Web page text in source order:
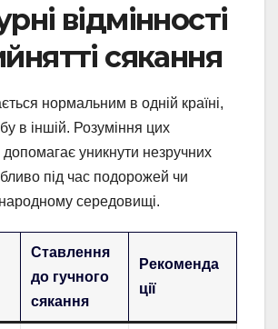
відмінності
сякання
нормальним в одній країні,
в іншій. Розуміння цих
допомагає уникнути незручних
під час подорожей чи
середовищі.
Ставлення
до гучного
сякання
Рекоменда
ції